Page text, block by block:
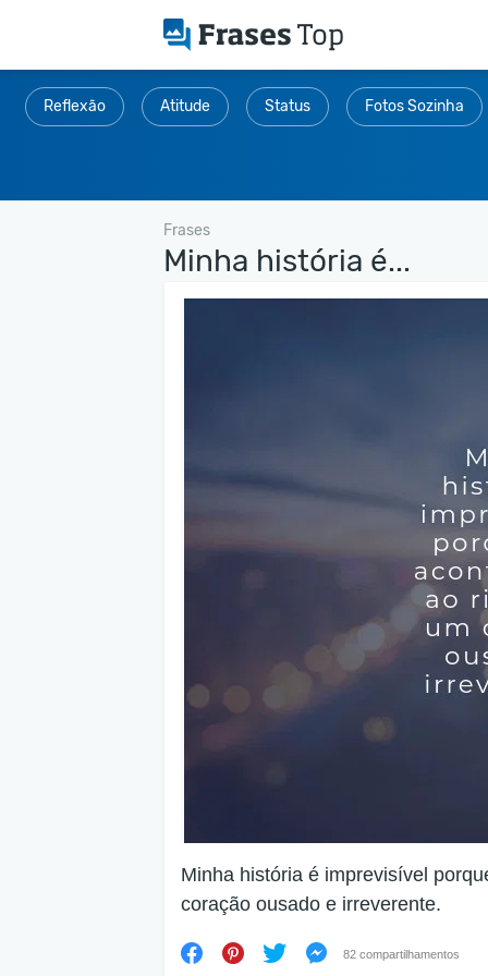
Reflexão Atitude Status Fotos Sozinha
Frases
Minha história é...
Minha história é imprevisível
coração ousado e irreverente.
82 compartilhamentos